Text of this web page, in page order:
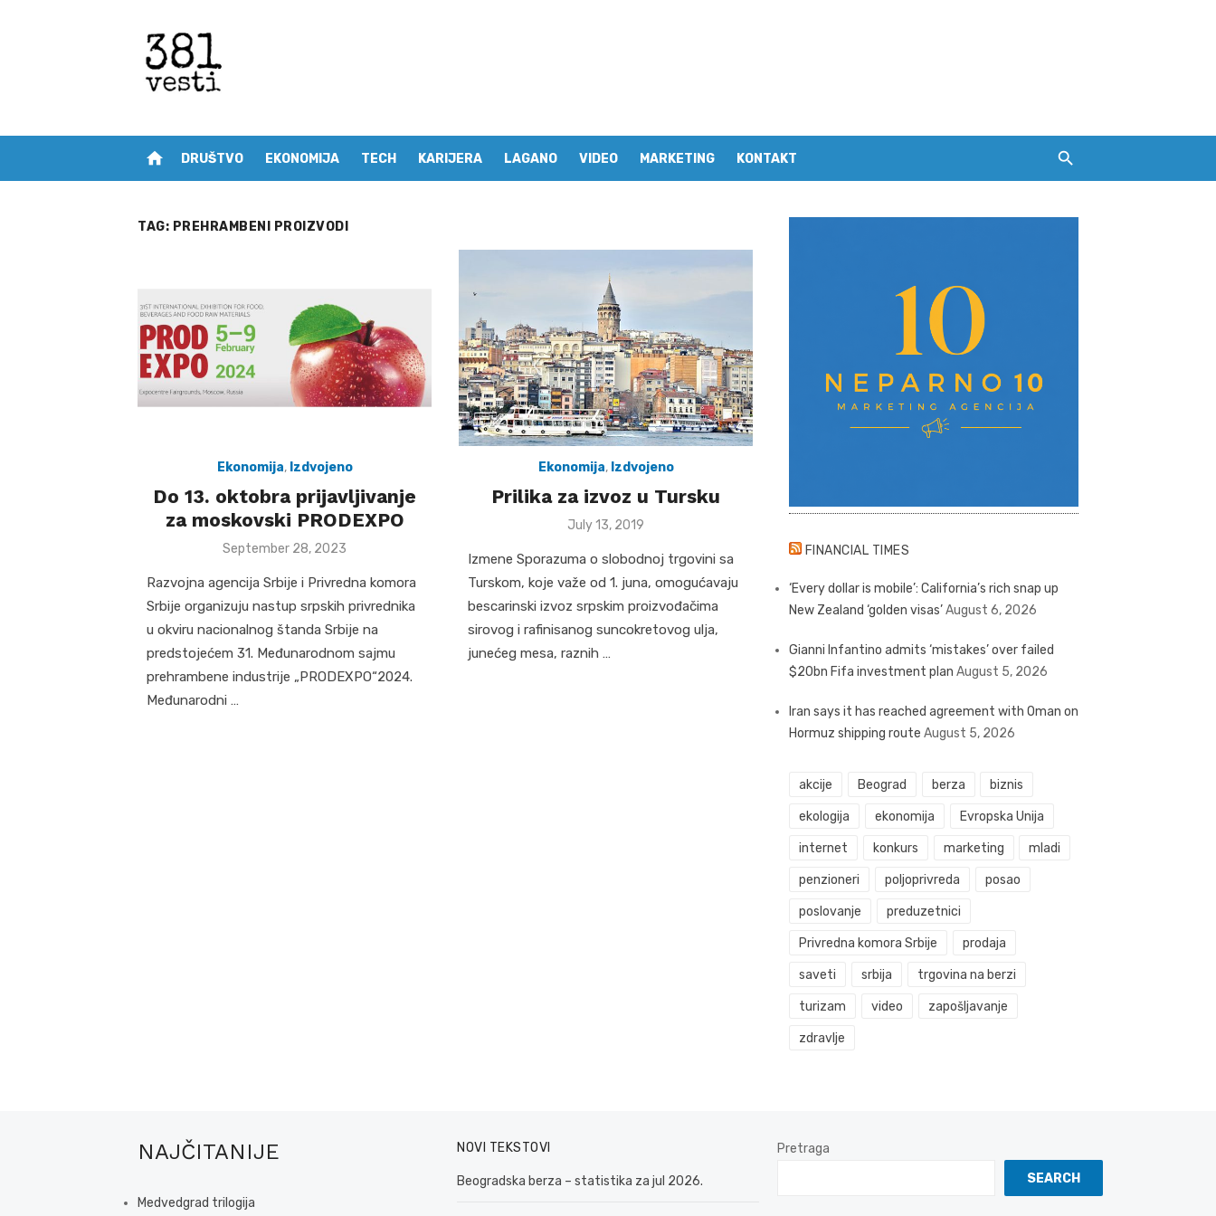
home DRUŠTVO EKONOMIJA TECH KARIJERA LAGANO VIDEO MARKETING KONTAKT
TAG: PREHRAMBENI PROIZVODI
Ekonomija, Izdvojeno
Do 13. oktobra prijavljivanje
za moskovski PRODEXPO
Posted
September 28, 2023
Razvojna agencija Srbije i Privredna komora
Srbije organizuju nastup srpskih privrednika
u okviru nacionalnog štanda Srbije na
predstojećem 31. Međunarodnom sajmu
prehrambene industrije „PRODEXPO“2024.
Međunarodni …
Ekonomija, Izdvojeno
Prilika za izvoz u Tursku
Posted
July 13, 2019
Izmene Sporazuma o slobodnoj trgovini sa
Turskom, koje važe od 1. juna, omogućavaju
bescarinski izvoz srpskim proizvođačima
sirovog i rafinisanog suncokretovog ulja,
junećeg mesa, raznih …
FINANCIAL TIMES
‘Every dollar is mobile’: California’s rich snap up
New Zealand ‘golden visas’August 6, 2026
Gianni Infantino admits ‘mistakes’ over failed
$20bn Fifa investment plan August 5, 2026
Iran says it has reached agreement with Oman on
Hormuz shipping route August 5, 2026
akcije Beograd berza biznis
ekologija ekonomija Evropska Unija
internet konkurs marketing mladi
penzioneri poljoprivreda posao
poslovanje preduzetnici
Privredna komora Srbije prodaja
saveti srbija trgovina na berzi
turizam video zapošljavanje
zdravlje
NAJČITANIJE
Medvedgrad trilogija
NOVI TEKSTOVI
Beogradska berza – statistika za jul 2026.
Pretraga
SEARCH